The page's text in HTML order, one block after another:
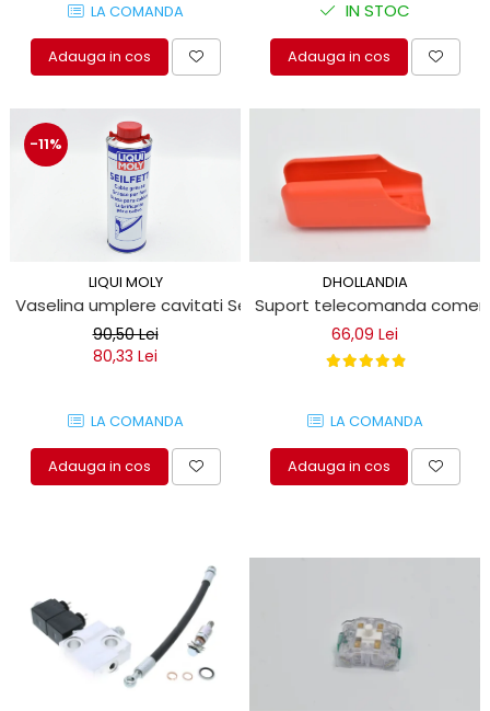
LA COMANDA
Adauga in cos
IN STOC
Adauga in cos
-11%
LIQUI MOLY
Vaselina umplere cavitati Seilfett 1 Litru
90,50 Lei
80,33 Lei
LA COMANDA
Adauga in cos
DHOLLANDIA
Suport telecomanda
66,09 Lei
LA COMANDA
Adauga in cos